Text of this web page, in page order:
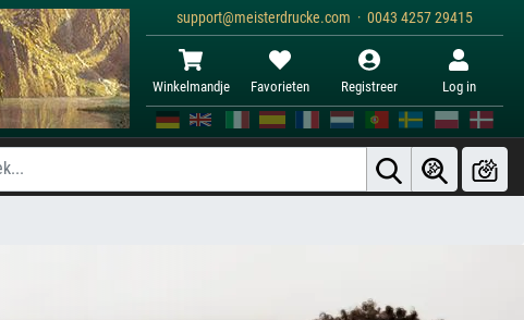
support@meisterdrucke.com · 0043 4257 29415
Winkelmandje Favorieten Registreer Log in